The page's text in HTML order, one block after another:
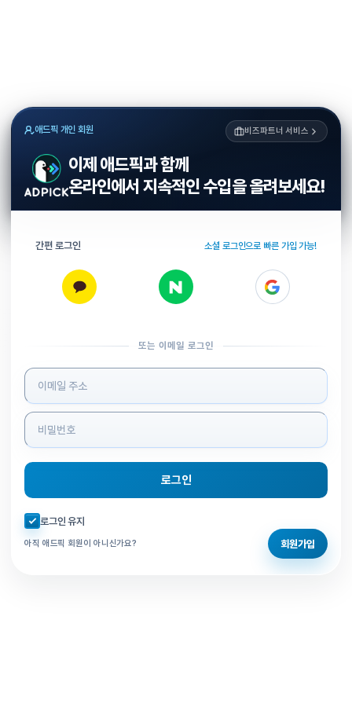
애드픽 개인 회원 비즈파트너 서비스
이제 애드픽과 함께
온라인에서 지속적인 수입을 올려보세요!
간편 로그인 소셜 로그인으로 빠른 가입 가능!
또는 이메일 로그인
로그인 정보 입력
로그인
자동로그인 체크
로그인 유지
아직 애드픽 회원이 아니신가요? 회원가입